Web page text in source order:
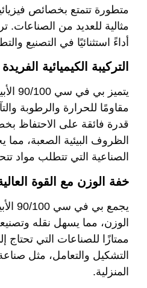
متطورة تتمتع بخصائص
مثالية للعديد من الصناعات.
أداءً استثنائيًا في التصنيع
التركيبة الكيميائية الفريدة
مقاومًا للحرارة والرطوبة
قدرة فائقة على الاحتفاظ
الظروف البيئية الصعبة، مما
الصناعية التي تتطلب مواد
خفة الوزن مع القوة
يجمع
الوزن، مما يسهل نقله
ممتازًا للصناعات التي تحتاج
التشكيل والتعامل، مثل
المنزلية.